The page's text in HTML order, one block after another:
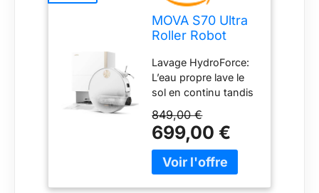
MOVA S70 Ultra
Roller Robot
Laveur 32 000
Pa avec Lavage
HydroForce,
Navigation
CovertSense,
Technologie
AutoShield,
Double Anti-
emmêlement,
Lavage HydroForce:
L’eau propre lave le
sol en continu tandis
aspirée
instantanément.
Grâce à un récurage
haute pression de 4
849,00 €
699,00 €